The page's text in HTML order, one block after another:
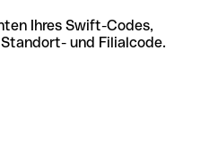
Ihres Swift-Codes,
und Filialcode.